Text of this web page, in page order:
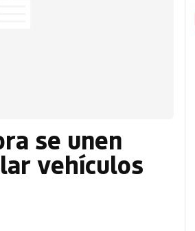
se unen
vehículos